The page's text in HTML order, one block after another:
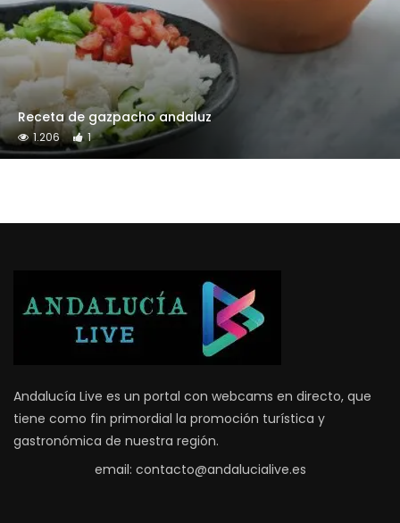
Receta de gazpacho andaluz
1.206 1
Andalucía Live es un portal con webcams en directo, que
tiene como fin primordial la promoción turística y
gastronómica de nuestra región.
email: contacto@andalucialive.es